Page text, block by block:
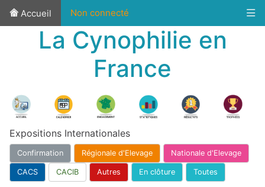
Accueil Non connecté
La Cynophilie en
France
Expositions Internationales
Confirmation Régionale d'Elevage Nationale d'Elevage
CACS CACIB Autres En clôture Toutes